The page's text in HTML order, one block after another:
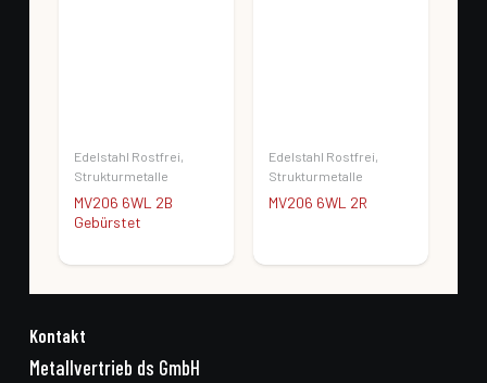
Edelstahl Rostfrei
Strukturmetalle
MV206 6WL 2B
Gebürstet
Edelstahl Rostfrei
Strukturmetalle
MV206 6WL 2R
Kontakt
Metallvertrieb ds GmbH